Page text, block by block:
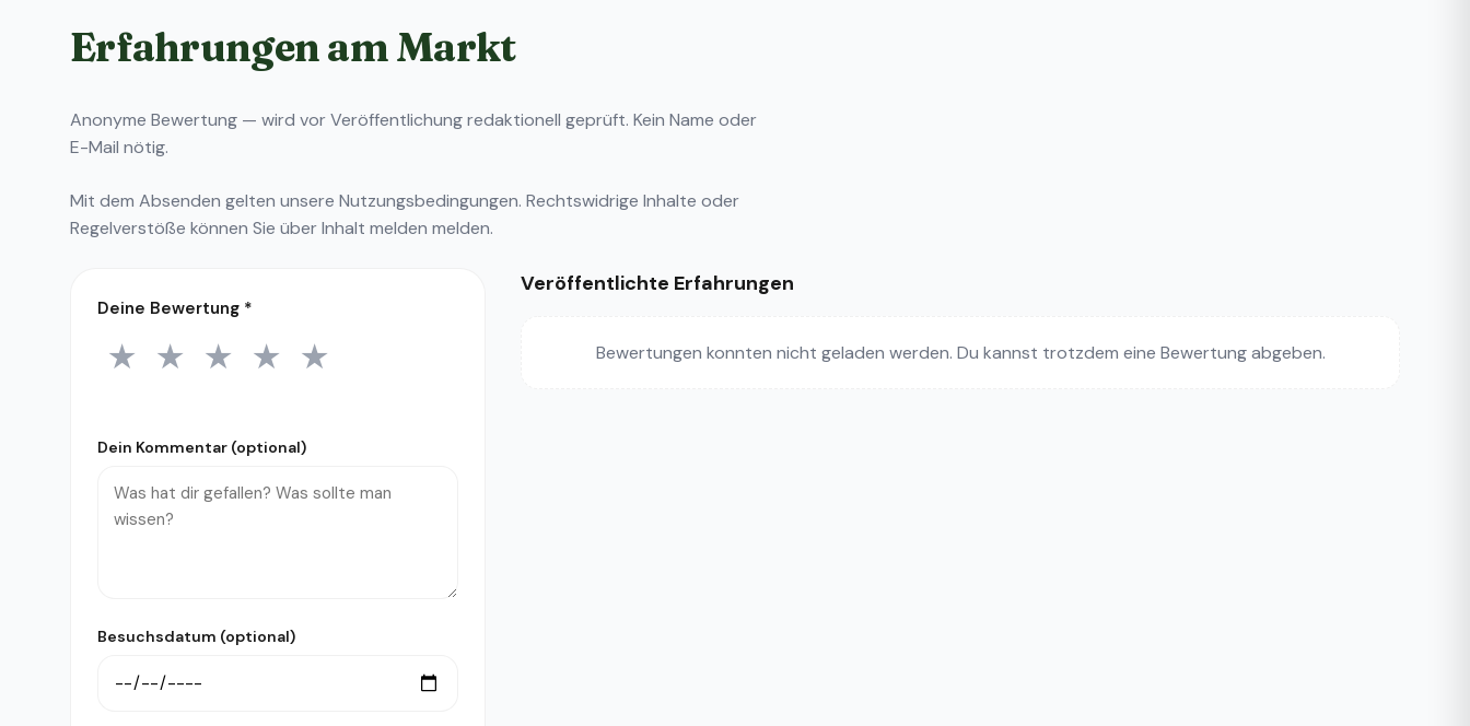
Erfahrungen am Markt
Anonyme Bewertung — wird vor Veröffentlichung redaktionell geprüft. Kein Name oder
E-Mail nötig.
Mit dem Absenden gelten unsere Nutzungsbedingungen. Rechtswidrige Inhalte oder
Regelverstöße können Sie überInhalt melden melden.
Deine Bewertung *
1 Stern
★ 2 Sterne
★ 3 Sterne
★ 4 Sterne
★ 5 Sterne
★
Dein Kommentar (optional)
Besuchsdatum (optional)
Veröffentlichte Erfahrungen
Bewertungen konnten nicht geladen werden. Du kannst trotzdem eine Bewertung abgeben.